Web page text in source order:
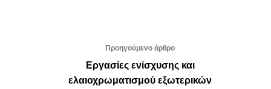
Προηγούμενο άρθρο
Εργασίες ενίσχυσης και
ελαιοχρωματισμού εξωτερικών